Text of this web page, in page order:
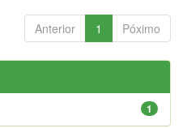
Anterior 1 Póximo
1